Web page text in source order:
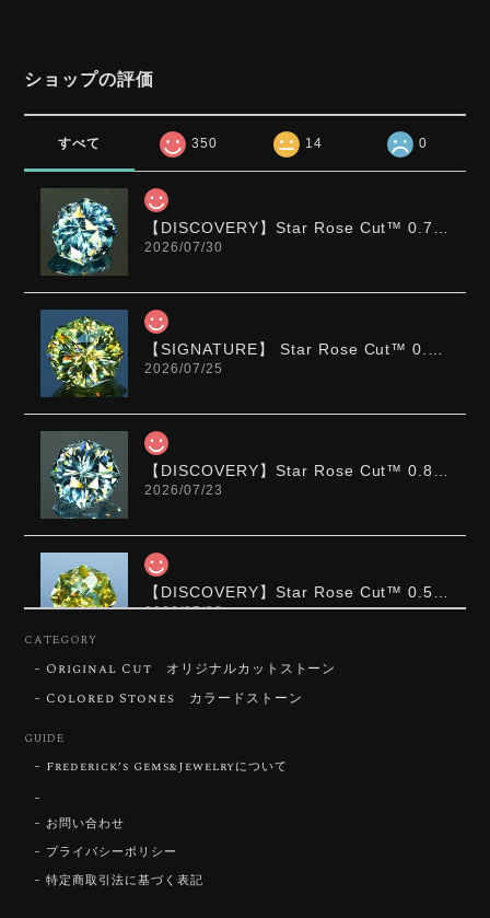
ショップの評価
すべて 350 14 0
【DISCOVERY】Star Rose Cut™️ 0.72ct Natural Blue Zircon
2026/07/30
【SIGNATURE】 Star Rose Cut™️ 0.48ct Natural Sphene
2026/07/25
【DISCOVERY】Star Rose Cut™️ 0.87ct Natural Blue Zircon
2026/07/23
【DISCOVERY】Star Rose Cut™️ 0.51ct Natural Sphene
2026/07/23
ずっと待ち望んでいたカットを運よく購入できて嬉し
いです。 ウルウルとギラギラを一度に見ることができ
はないスフェーンの新たな一面を知ることができて感
動しております。 この度はありがとうございました。
お迎えいただきありがとうございます。
「ウルウルとギラギラを一度に」——まさ
にその両立を狙って設計したカットですの
CATEGORY
Original Cut オリジナルカットストーン
Colored Stones カラードストーン
GUIDE
Frederick’s Gems&Jewelryについて
お問い合わせ
プライバシーポリシー
特定商取引法に基づく表記